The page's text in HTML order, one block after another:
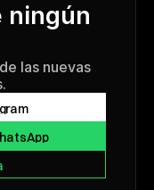
ningún
las nuevas